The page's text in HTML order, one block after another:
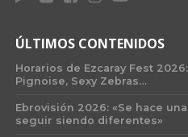
ÚLTIMOS CONTENIDOS
Horarios de Ezcaray Fest
Pignoise, Sexy Zebras…
Ebrovisión 2026: «Se hace
seguir siendo diferentes»